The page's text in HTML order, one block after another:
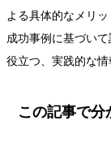
よる具体的なメリ
成功事例に基づい
役立つ、実践的な
この記事で分